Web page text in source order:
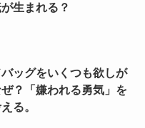
生まれる？
ッグをいくつも欲しが
？「嫌われる勇気」を
る。